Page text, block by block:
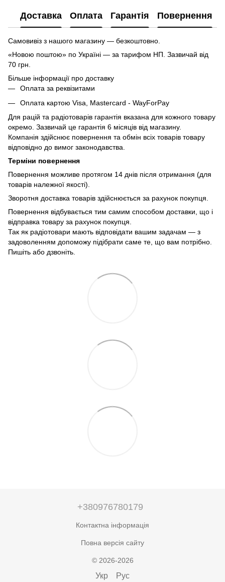
Доставка Оплата Гарантія Повернення
Самовивіз з нашого магазину — безкоштовно.
«Новою поштою» по Україні — за тарифом НП. Зазвичай від
70 грн.
Більше інформації про доставку
Оплата за реквізитами
Оплата картою Visa, Mastercard - WayForPay
Для рацій та радіотоварів гарантія вказана для кожного товару
окремо. Зазвичай це гарантія 6 місяців від магазину.
Компанія здійснює повернення та обмін всіх товарів товару
відповідно до вимог законодавства.
Терміни повернення
Повернення можливе протягом 14 днів після отримання (для
товарів належної якості).
Зворотня доставка товарів здійснюється за рахунок покупця.
Повернення відбувається тим самим способом доставки, що і
відправка товару за рахунок покупця.
Так як радіотовари мають відповідати вашим задачам — з
задоволенням допоможу підібрати саме те, що вам потрібно.
Пишіть або дзвоніть.
+380976780179
Контактна інформація
Повна версія сайту
© 2026-2026
Укр Рус